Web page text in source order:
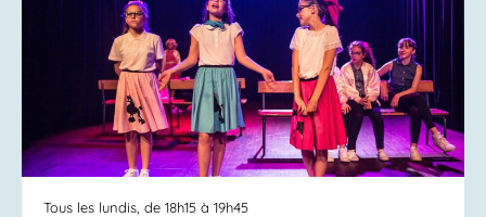
Tous les lundis, de 18h15 à 19h45